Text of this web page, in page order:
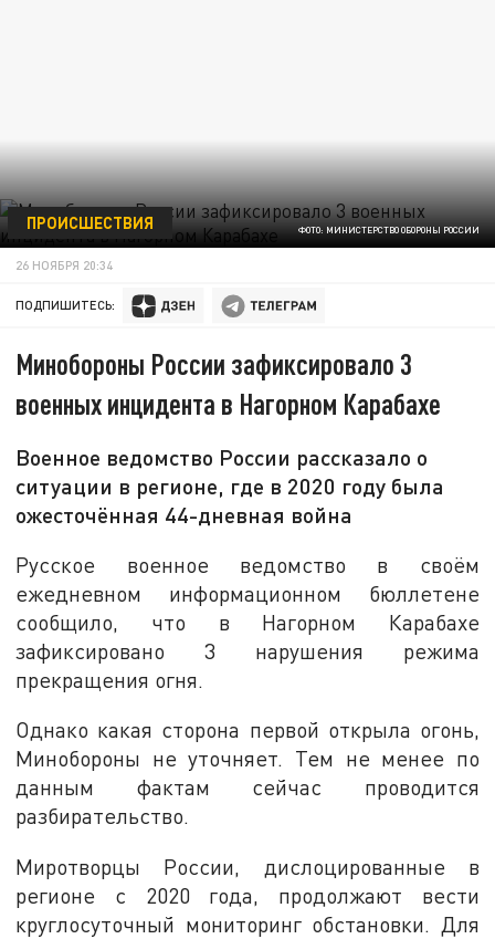
ФОТО: МИНИСТЕРСТВО ОБОРОНЫ РОССИИ
ПРОИСШЕСТВИЯ
26 НОЯБРЯ 20:34
ПОДПИШИТЕСЬ:
Минобороны России зафиксировало 3
военных инцидента в Нагорном Карабахе
Военное ведомство России рассказало о
ситуации в регионе, где в 2020 году была
ожесточённая 44-дневная война
Русское военное ведомство в своём
ежедневном информационном бюллетене
сообщило, что в Нагорном Карабахе
зафиксировано 3 нарушения режима
прекращения огня.
Однако какая сторона первой открыла огонь,
Минобороны не уточняет. Тем не менее по
данным фактам сейчас проводится
разбирательство.
Миротворцы России, дислоцированные в
регионе с 2020 года, продолжают вести
круглосуточный мониторинг обстановки. Для